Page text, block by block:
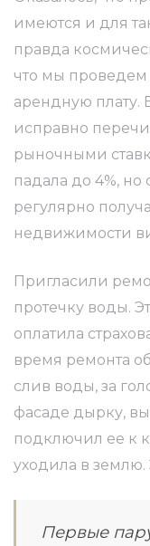
имеются и для
правда
что мы
арендную плату.
исправно
рыночными
падала до 4%,
регулярно
недвижимости
Пригласили
протечку воды.
оплатила
время ремонта
слив воды, за
фасаде дырку,
подключил ее к
уходила в землю.
Первые